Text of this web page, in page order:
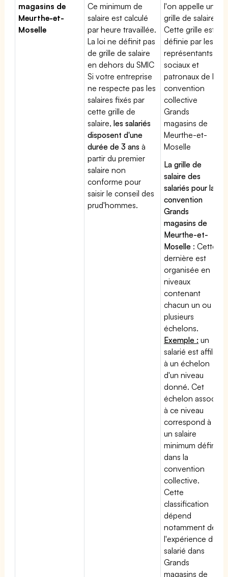
magasins de
Meurthe-et-
Moselle
Ce minimum de
salaire est calculé
par heure travaillée.
La loi ne définit pas
de grille de salaire
en dehors du SMIC
Si votre entreprise
ne respecte pas les
salaires fixés par
cette grille de
salaire,les salariés
disposent d'une
durée de 3 ans à
partir du premier
salaire non
conforme pour
saisir le conseil des
prud'hommes.
l'on appelle une
grille de salaires.
Cette grille est
définie par les
représentants
sociaux et
patronaux de la
convention
collective
Grands
magasins de
Meurthe-et-
Moselle
La grille de
salaire des
salariés pour la
convention
Grands
magasins de
Meurthe-et-
Moselle : Cette
dernière est
organisée en
niveaux
contenant
chacun un ou
plusieurs
échelons.
Exemple : un
salarié est affilié
à un échelon
d'un niveau
donné. Cet
échelon associé
à ce niveau
correspond à
un salaire
minimum défini
dans la
convention
collective.
Cette
classification
dépend
notamment de
l'expérience du
salarié dans
Grands
magasins de